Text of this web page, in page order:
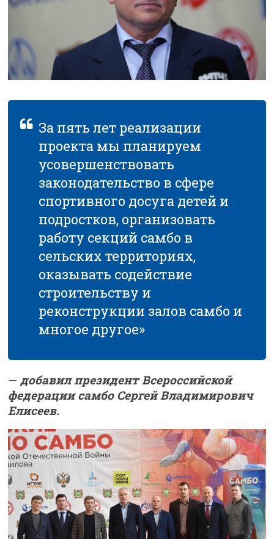
За пять лет реализации
проекта мы планируем
усовершенствовать
законодательство в сфере
спортивного досуга детей и
подростков, организовать
работу секций самбо в
сельских территориях,
оказывать содействие
строительству и
реконструкции залов самбо и
многое другое»
—добавил президент Всероссийской
федерации самбо Сергей Владимирович
Елисеев.